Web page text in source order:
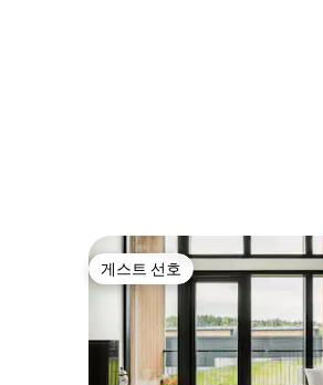
게스트 선호
게스트 선호